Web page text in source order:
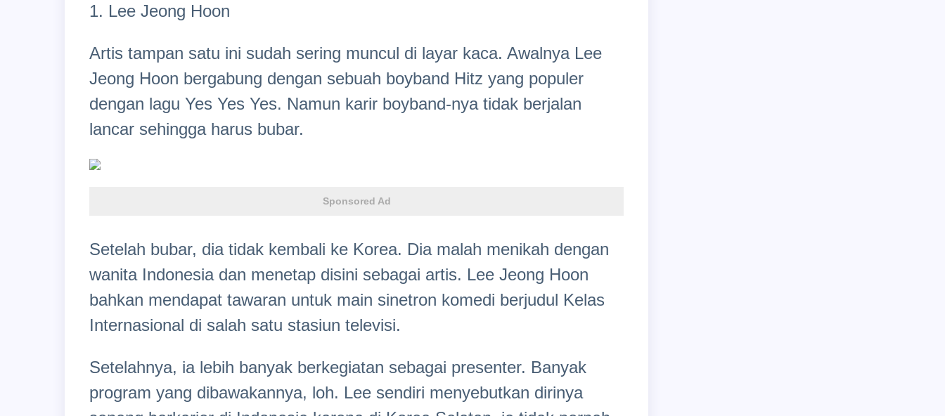
1. Lee Jeong Hoon
Artis tampan satu ini sudah sering muncul di layar kaca. Awalnya Lee
Jeong Hoon bergabung dengan sebuah boyband Hitz yang populer
dengan lagu Yes Yes Yes. Namun karir boyband-nya tidak berjalan
lancar sehingga harus bubar.
Sponsored Ad
Setelah bubar, dia tidak kembali ke Korea. Dia malah menikah dengan
wanita Indonesia dan menetap disini sebagai artis. Lee Jeong Hoon
bahkan mendapat tawaran untuk main sinetron komedi berjudul Kelas
Internasional di salah satu stasiun televisi.
Setelahnya, ia lebih banyak berkegiatan sebagai presenter. Banyak
program yang dibawakannya, loh. Lee sendiri menyebutkan dirinya